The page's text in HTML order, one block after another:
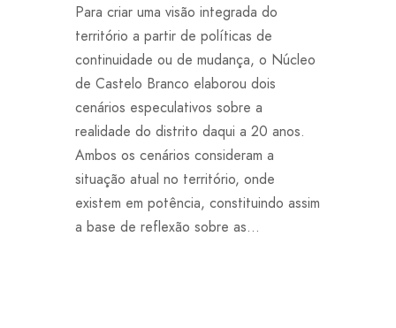
Para criar uma visão integrada do
território a partir de políticas de
continuidade ou de mudança, o Núcleo
de Castelo Branco elaborou dois
cenários especulativos sobre a
realidade do distrito daqui a 20 anos.
Ambos os cenários consideram a
situação atual no território, onde
existem em potência, constituindo assim
a base de reflexão sobre as...